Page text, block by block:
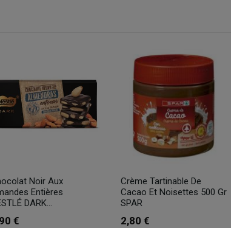
Noir Aux
Entières
DARK...
€
Crème Tartinable De
Cacao Et Noisettes 500 Gr
SPAR
2,80 €